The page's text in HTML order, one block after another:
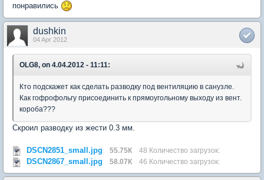
понравились
dushkin
04 Apr 2012
OLG8, on 4.04.2012 - 11:11:
Кто подскажет как сделать разводку под вентиляцию в санузле.
Как гофрофольгу присоединить к прямоугольному выходу из вент.
короба???
Скроил разводку из жести 0.3 мм.
DSCN2851_small.jpg 55.75К 48 Количество загрузок:
DSCN2867_small.jpg 58.07К 46 Количество загрузок: